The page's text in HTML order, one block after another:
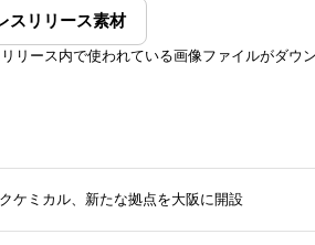
スリリース素材
リース内で使われている画像ファイルがダウ
ケミカル、新たな拠点を大阪に開設